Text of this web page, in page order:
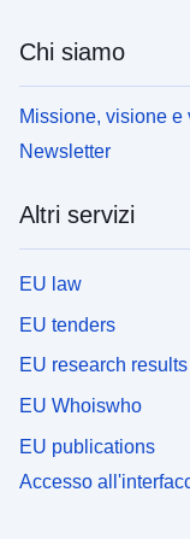
Chi siamo
Missione, visione e
Newsletter
Altri servizi
EU law
EU tenders
EU research results
EU Whoiswho
EU publications
Accesso